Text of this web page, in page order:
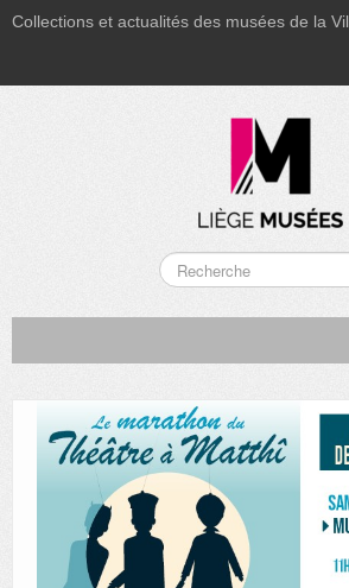
Collections et actualités des musées de la
MUSÉE GRÉTRY
MUSÉE DU LUMINAIRE
FONDS PATRIMONIAUX
AUTRES LIEUX